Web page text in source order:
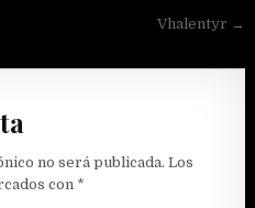
Vhalentyr →
no será publicada. Los
con *